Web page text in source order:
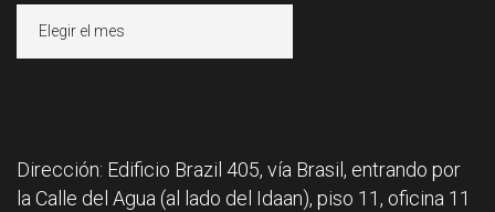
Dirección: Edificio Brazil 405, vía Brasil, entrando por
la Calle del Agua (al lado del Idaan), piso 11, oficina 11